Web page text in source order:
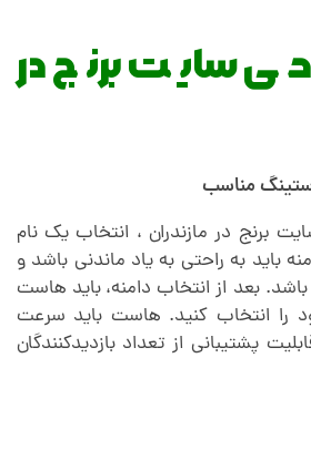
سایت برنج در
مناسب
برنج در مازندران ، انتخاب یک نام
باید به راحتی به یاد ماندنی باشد و
بعد از انتخاب دامنه، باید هاست
را انتخاب کنید. هاست باید سرعت
پشتیبانی از تعداد بازدیدکنندگان